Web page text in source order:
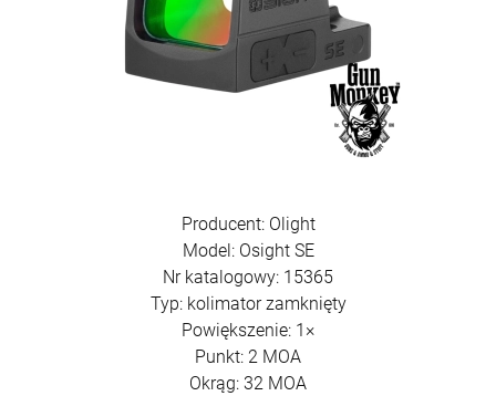
Producent: Olight
Model: Osight SE
Nr katalogowy: 15365
Typ: kolimator zamknięty
Powiększenie: 1×
Punkt: 2 MOA
Okrąg: 32 MOA